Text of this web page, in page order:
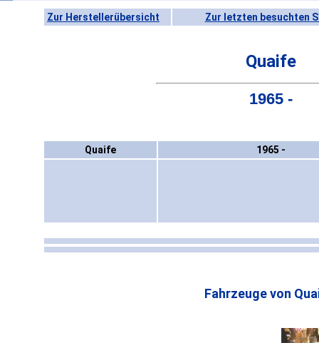
Zur Herstellerübersicht Zur letzten besuchten
Quaife
1965 -
Quaife 1965 -
Fahrzeuge von